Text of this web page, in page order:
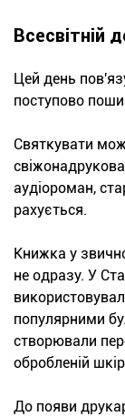
Всесвітній
Цей день
поступово
Святкувати
аудіороман,
рахується.
Книжка у
не одразу. У
популярними
створювали
обробленій
До появи